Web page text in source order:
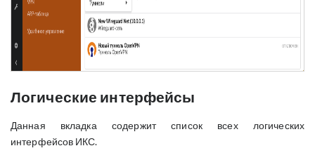
Логические интерфейсы
Данная вкладка содержит список всех логических
интерфейсов ИКС.